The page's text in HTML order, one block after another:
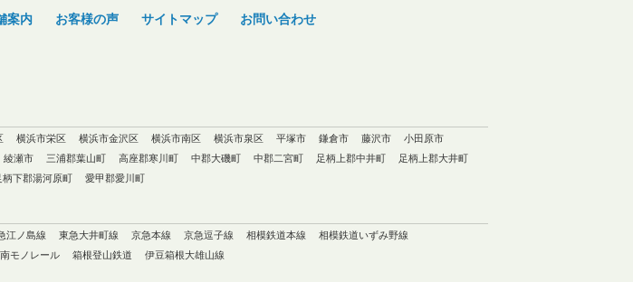
案内 お客様の声 サイトマップ
お問い合わせ
横浜市栄区 横浜市金沢区 横浜市南区 横浜市泉区 平塚市 鎌倉市 藤沢市
小田原市
綾瀬市 三浦郡葉山町 高座郡寒川町 中郡大磯町 中郡二宮町 足柄上郡中井町
足柄上郡大井町
柄下郡湯河原町 愛甲郡愛川町
江ノ島線 東急大井町線 京急本線 京急逗子線 相模鉄道本線
相模鉄道いずみ野線
モノレール 箱根登山鉄道 伊豆箱根大雄山線